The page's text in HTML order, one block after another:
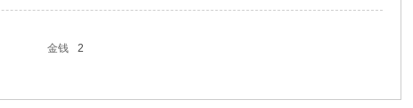
金钱
2